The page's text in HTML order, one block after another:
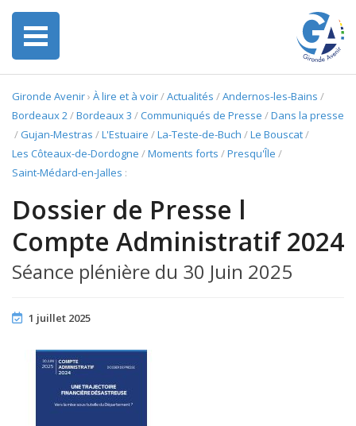
Gironde Avenir› À lire et à voir/Actualités /Andernos-les-Bains /
Bordeaux 2/Bordeaux 3 /Communiqués de Presse /Dans la presse
/Gujan-Mestras /L'Estuaire /La-Teste-de-Buch /Le Bouscat/
Les Côteaux-de-Dordogne /Moments forts /Presqu'Île /
Saint-Médard-en-Jalles :
Dossier de Presse l
Compte Administratif 2024
Séance plénière du 30 Juin 2025
1 juillet 2025